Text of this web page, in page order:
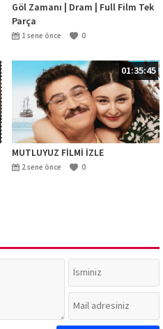
Göl Zamanı | Dram | Full Film Tek
Parça
1 sene önce 0
01:35:45
MUTLUYUZ FİLMİ İZLE
2 sene önce 0